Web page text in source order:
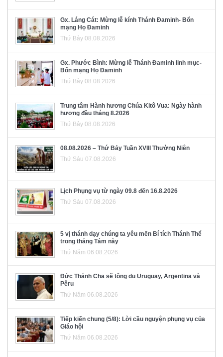
Gx. Láng Cát: Mừng lễ kính Thánh Đaminh- Bổn
mạng Họ Đaminh
Thứ Bảy 08.08.2026
Gx. Phước Bình: Mừng lễ Thánh Đaminh linh mục-
Bổn mạng Họ Đaminh
Thứ Bảy 08.08.2026
Trung tâm Hành hương Chúa Kitô Vua: Ngày hành
hương đầu tháng 8.2026
Thứ Bảy 08.08.2026
08.08.2026 – Thứ Bảy Tuần XVIII Thường Niên
Thứ Sáu 07.08.2026
Lịch Phụng vụ từ ngày 09.8 đến 16.8.2026
Thứ Sáu 07.08.2026
5 vị thánh dạy chúng ta yêu mến Bí tích Thánh Thể
trong tháng Tám này
Thứ Năm 06.08.2026
Đức Thánh Cha sẽ tông du Uruguay, Argentina và
Pêru
Thứ Năm 06.08.2026
Tiếp kiến chung (5/8): Lời cầu nguyện phụng vụ của
Giáo hội
Thứ Năm 06.08.2026